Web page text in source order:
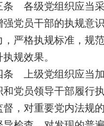
各级党组织应当
强党员干部的执规意
，严格执规标准，规
规效果。
上级党组织应当
和党员领导干部履行
督，对重要党内法规